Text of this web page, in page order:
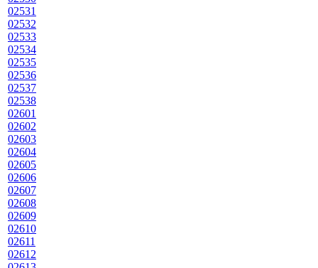
02531
02532
02533
02534
02535
02536
02537
02538
02601
02602
02603
02604
02605
02606
02607
02608
02609
02610
02611
02612